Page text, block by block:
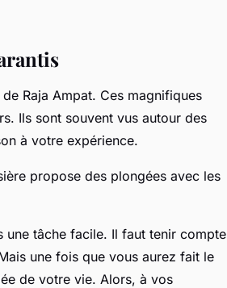
Raja Ampat. Ces magnifiques
Ils sont souvent vus autour des
à votre expérience.
propose des plongées avec les
une tâche facile. Il faut tenir compte
une fois que vous aurez fait le
de votre vie. Alors, à vos